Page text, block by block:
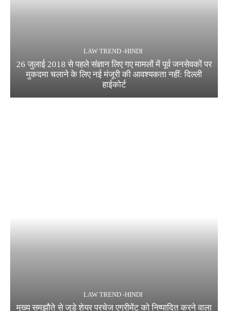
LAW TREND -HINDI
26 जुलाई 2018 से पहले संज्ञान लिए गए मामलों में पूर्व जनसेवकों पर
मुकदमा चलाने के लिए नई मंजूरी की आवश्यकता नहीं: दिल्ली
हाईकोर्ट
LAW TREND -HINDI
मुख्य समझौते से जुड़े शेयर परचेज एग्रीमेंट को निष्पादित करने वाला